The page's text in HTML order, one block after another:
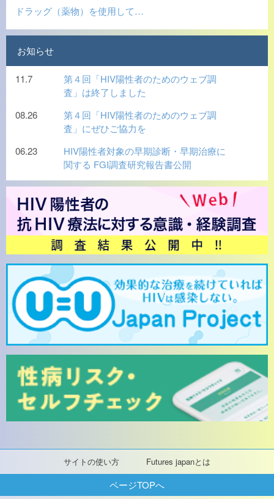
サイトの使い方 Futures japanとは
ドラッグ（薬物）を使用して…
お知らせ
11.7
第４回「HIV陽性者のためのウェブ調
査」は終了しました
08.26
第４回「HIV陽性者のためのウェブ調
査」にぜひご協力を
06.23
HIV陽性者対象の早期診断・早期治療に
関する FGI調査研究報告書公開
ページTOPへ